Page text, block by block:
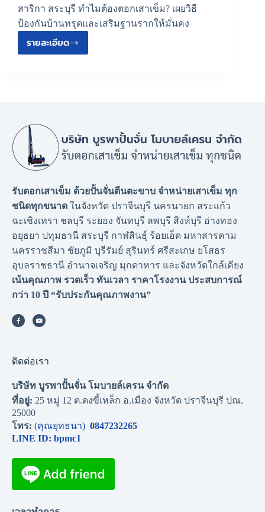
สาริกา สระบุรี ทำไมต้องตอกเสาเข็ม? เผยวิธี
ป้องกันบ้านทรุดและเสริมฐานรากให้มั่นคง
รายละเอียด
รับตอกเสาเข็ม ด้วยปั้นจั่นตีนตะขาบ จำหน่ายเสาเข็ม ทุก
ชนิดทุกขนาด ในจังหวัด ปราจีนบุรี นครนายก สระแก้ว
ฉะเชิงเทรา ชลบุรี ระยอง จันทบุรี ลพบุรี สิงห์บุรี อ่างทอง
อยุธยา ปทุมธานี สระบุรี กาฬสินธุ์ ร้อยเอ็ด มหาสารคาม
นครราชสีมา ชัยภูมิ บุรีรัมย์ สุรินทร์ ศรีสะเกษ ยโสธร
อุบลราชธานี อำนาจเจริญ มุกดาหาร และจังหวัดใกล้เคียง
เน้นคุณภาพ รวดเร็ว ทันเวลา ราคาโรงงาน ประสบการณ์
กว่า 10 ปี “รับประกันคุณภาพงาน”
ติดต่อเรา
บริษัท บูรพาปั้นจั่น โมบายล์เครน จำกัด
ที่อยู่: 25 หมู่ 12 ต.ดงขี้เหล็ก อ.เมือง จังหวัด ปราจีนบุรี ปณ.
25000
โทร: (คุณยุทธนา) 0847232265
LINE ID: bpmc1